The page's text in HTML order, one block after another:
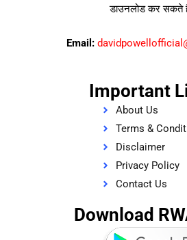
डाउनलोड कर सकते
Email:
Important
About Us
Terms &
Disclaimer
Privacy Policy
Contact Us
Download